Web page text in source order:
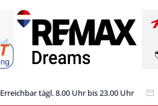
Erreichbar tägl. 8.00 Uhr bis 23.00 Uhr